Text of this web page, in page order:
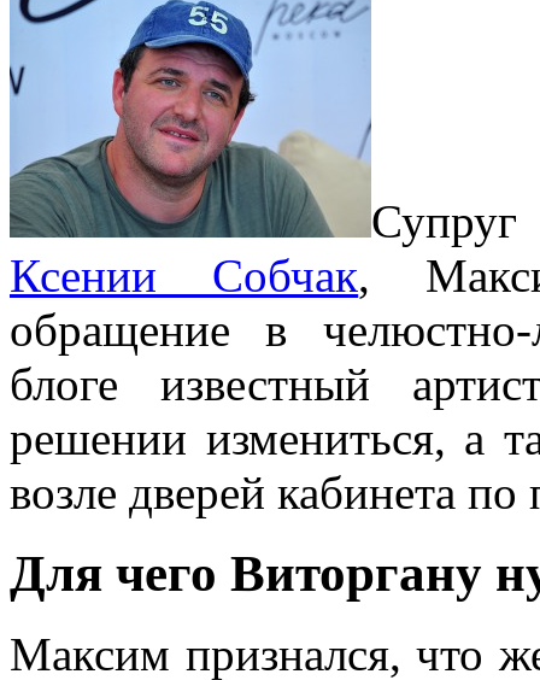
Ксении Собчак,
обращение в
блоге известный
решении измениться, а
возле дверей кабинета
Для чего Виторгану
Максим признался, что